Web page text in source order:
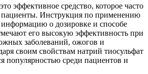
эффективное средство, которое часто
пациенты. Инструкция по применению
о дозировке и способе
его высокую эффективность при
заболеваний, ожогов и
своим свойствам натрий тиосульфат
популярностью среди пациентов и